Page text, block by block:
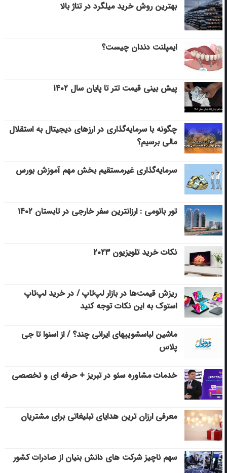
بهترین روش خرید میلگرد در تناژ بالا
ایمپلنت دندان چیست؟
پیش بینی قیمت تتر تا پایان سال ۱۴۰۲
چگونه با سرمایه‌گذاری در ارزهای دیجیتال به استقلال
مالی برسیم؟
سرمایه‌گذاری غیرمستقیم بخش مهم آموزش بورس
تور باتومی : ارزانترین سفر خارجی در تابستان ۱۴۰۲
نکات خرید تلویزیون ۲۰۲۳
ریزش قیمت‌ها در بازار لپ‌تاپ / در خرید لپ‌تاپ
استوک به این نکات توجه کنید
ماشین لباسشویی‎های ایرانی چند؟ / از اسنوا تا جی
پلاس
خدمات مشاوره سئو در تبریز + حرفه ای و تخصصی
معرفی ارزان ترین هدایای تبلیغاتی برای مشتریان
سهم ناچیز شرکت های دانش بنیان از صادرات کشور